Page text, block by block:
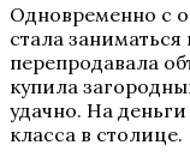
Одновременно с
стала
перепродавала
купила
удачно. На
класса в столице.